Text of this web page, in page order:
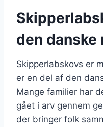
den
Skipperlabskovs er
er en del af den
Mange familier har
gået i arv gennem
der bringer folk